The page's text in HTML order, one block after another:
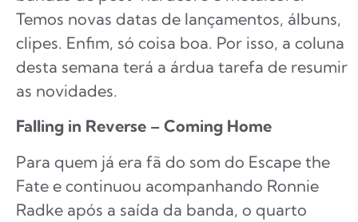
Temos novas datas de lançamentos, álbuns,
clipes. Enfim, só coisa boa. Por isso, a coluna
desta semana terá a árdua tarefa de resumir
as novidades.
Falling in Reverse – Coming Home
Para quem já era fã do som do Escape the
Fate e continuou acompanhando Ronnie
Radke após a saída da banda, o quarto